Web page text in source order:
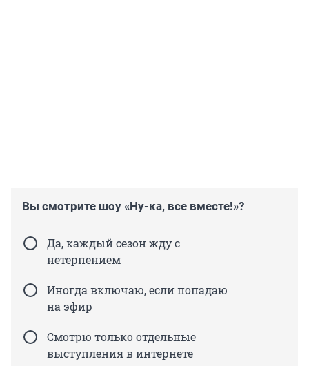
Вы смотрите шоу «Ну-ка, все вместе!»?
Да, каждый сезон жду с
нетерпением
Иногда включаю, если попадаю
на эфир
Смотрю только отдельные
выступления в интернете